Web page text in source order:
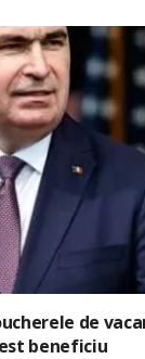
de
beneficiu